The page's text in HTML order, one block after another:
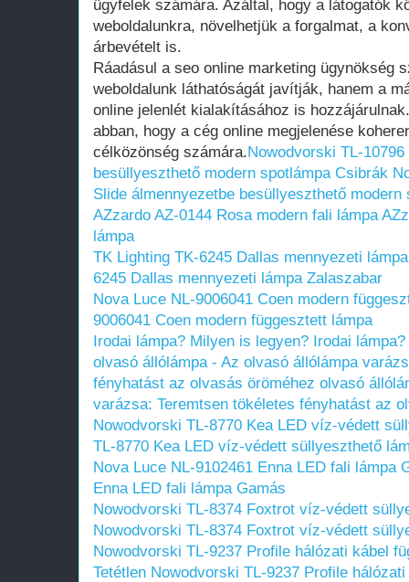
ügyfelek számára. Azáltal, hogy a látogatók
weboldalunkra, növelhetjük a forgalmat, a
árbevételt is.
Ráadásul a seo online marketing ügynökség
weboldalunk láthatóságát javítják, hanem a
online jelenlét kialakításához is
abban, hogy a cég online megjelenése
célközönség számára.Nowodvorski TL-
besüllyeszthető modern spotlámpa Csibrák
Slide álmennyezetbe besüllyeszthető modern
AZzardo AZ-0144 Rosa modern fali lámpa
lámpa
TK Lighting TK-6245 Dallas mennyezeti
6245 Dallas mennyezeti lámpa Zalaszabar
Nova Luce NL-9006041 Coen modern
9006041 Coen modern függesztett lámpa
Irodai lámpa? Milyen is legyen? Irodai
olvasó állólámpa - Az olvasó állólámpa
fényhatást az olvasás öröméhez olvasó
varázsa: Teremtsen tökéletes fényhatást az
Nowodvorski TL-8770 Kea LED víz-védett
TL-8770 Kea LED víz-védett süllyeszthető
Nova Luce NL-9102461 Enna LED fali lámpa
Enna LED fali lámpa Gamás
Nowodvorski TL-8374 Foxtrot víz-védett
Nowodvorski TL-8374 Foxtrot víz-védett
Nowodvorski TL-9237 Profile hálózati kábel
Tetétlen Nowodvorski TL-9237 Profile